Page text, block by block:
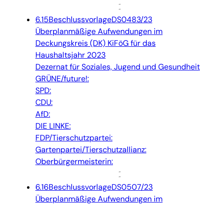
6.15BeschlussvorlageDS0483/23
Überplanmäßige Aufwendungen im
Deckungskreis (DK) KiFöG für das
Haushaltsjahr 2023
Dezernat für Soziales, Jugend und Gesundheit
GRÜNE/future!:
SPD:
CDU:
AfD:
DIE LINKE:
FDP/Tierschutzpartei:
Gartenpartei/Tierschutzallianz:
Oberbürgermeisterin:
6.16BeschlussvorlageDS0507/23
Überplanmäßige Aufwendungen im